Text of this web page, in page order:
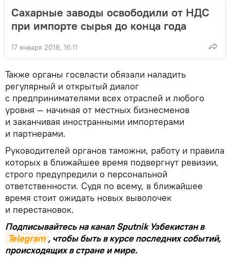
Сахарные заводы освободили от НДС
при импорте сырья до конца года
17 января 2018, 16:11
Также органы госвласти обязали наладить
регулярный и открытый диалог
с предпринимателями всех отраслей и любого
уровня — начиная от местных бизнесменов
и заканчивая иностранными импортерами
и партнерами.
Руководителей органов таможни, работу и правила
которых в ближайшее время подвергнут ревизии,
строго предупредили о персональной
ответственности. Судя по всему, в ближайшее
время стоит ожидать новых выволочек
и перестановок.
Подписывайтесь на канал Sputnik Узбекистан в
Telegram , чтобы быть в курсе последних событий,
происходящих в стране и мире.